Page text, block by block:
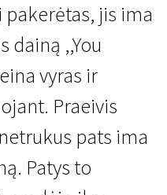
jis ima
dainą ,,You
vyras ir
Praeivis
pats ima
Patys to